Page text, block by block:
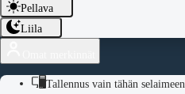
Pellava
Liila
Tallennus vain tähän selaimeen